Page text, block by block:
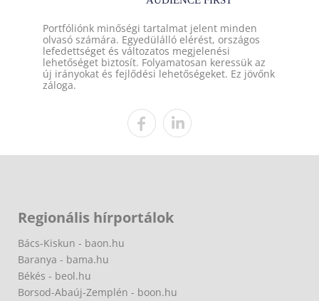
Portfóliónk minőségi tartalmat jelent minden
olvasó számára. Egyedülálló elérést, országos
lefedettséget és változatos megjelenési
lehetőséget biztosít. Folyamatosan keressük az
új irányokat és fejlődési lehetőségeket. Ez jövőnk
záloga.
Regionális hírportálok
Bács-Kiskun - baon.hu
Baranya - bama.hu
Békés - beol.hu
Borsod-Abaúj-Zemplén - boon.hu